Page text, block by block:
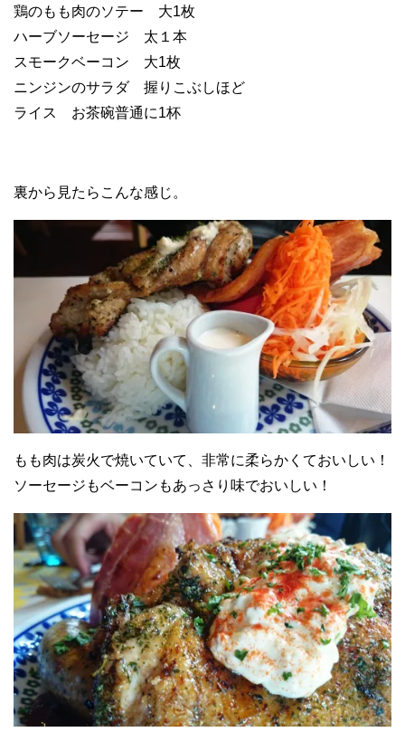
鶏のもも肉のソテー 大1枚
ハーブソーセージ 太１本
スモークベーコン 大1枚
ニンジンのサラダ 握りこぶしほど
ライス お茶碗普通に1杯
裏から見たらこんな感じ。
もも肉は炭火で焼いていて、非常に柔らかくておいしい！
ソーセージもベーコンもあっさり味でおいしい！